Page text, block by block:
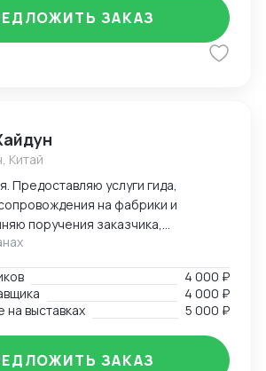
и таможенных платежей,
поставки товара. -
контроля.
подача Деклараций.
ЗАКАЗ
Китай
Предоставляю услуги гида,
на фабрики и
поручения заказчика,
компании в Китае. Оказываю
качества продукции и загрузке
работы во внешнеэкономической
более 5 лет. Опыт работы
более 10 лет. Есть личный
опыт работы на
предприятиях. Занимаюсь
4 000 ₽
4 000 ₽
выставках
5 000 ₽
ЗАКАЗ